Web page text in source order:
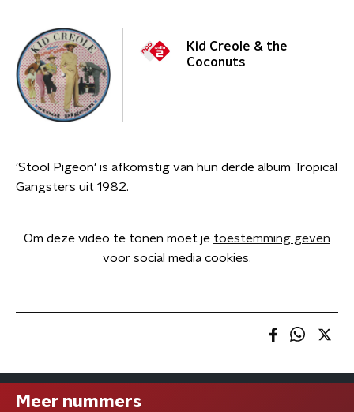
Kid Creole & the
Coconuts
'Stool Pigeon' is afkomstig van hun derde album Tropical
Gangsters uit 1982.
Om deze video te tonen moet je toestemming geven
voor social media cookies.
Meer nummers